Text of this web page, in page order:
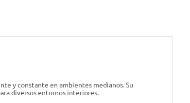
y constante en ambientes medianos. Su
diversos entornos interiores.